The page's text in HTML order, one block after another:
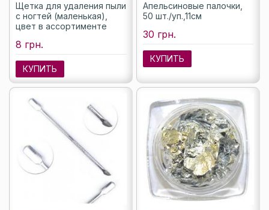
Щетка для удаления пыли
с ногтей (маленькая),
цвет в ассортименте
8 грн.
КУПИТЬ
Апельсиновые палочки,
50 шт./уп.,11см
30 грн.
КУПИТЬ